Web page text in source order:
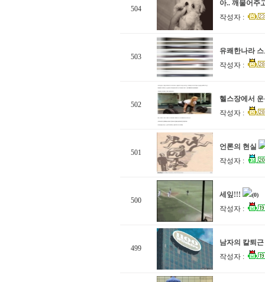
504
아.. 깨물어주
작성자 :
503
유쾌한나라
작성자 :
502
헬스장에서
작성자 :
501
언론의 현실
작성자 :
500
세잎!!! (0)
작성자 :
499
남자의 칼퇴근
작성자 :